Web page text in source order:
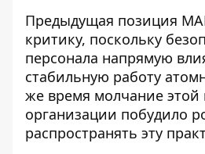
Предыдущая позиция
критику, поскольку
персонала напрямую
стабильную работу
же время молчание этой
организации побудило
распространять эту